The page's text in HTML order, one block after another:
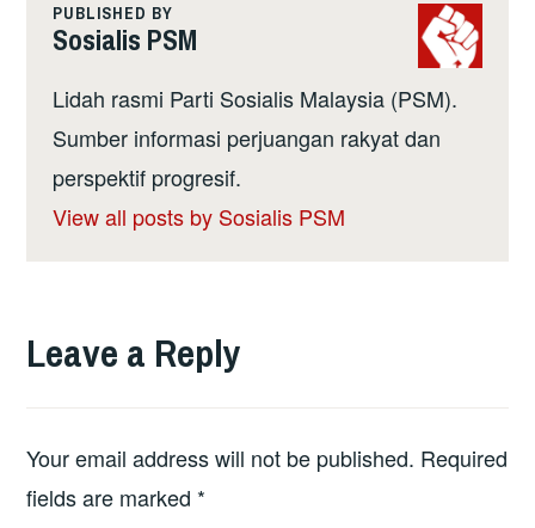
PUBLISHED BY
Sosialis PSM
Lidah rasmi Parti Sosialis Malaysia (PSM).
Sumber informasi perjuangan rakyat dan
perspektif progresif.
View all posts by Sosialis PSM
Leave a Reply
Your email address will not be published. Required
fields are marked *